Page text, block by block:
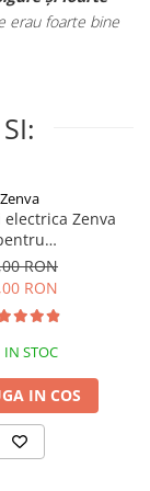
Zenva
Zenva
copii/adulti, 6
schimb, verde
RON
RON
IN STOC
IN COS